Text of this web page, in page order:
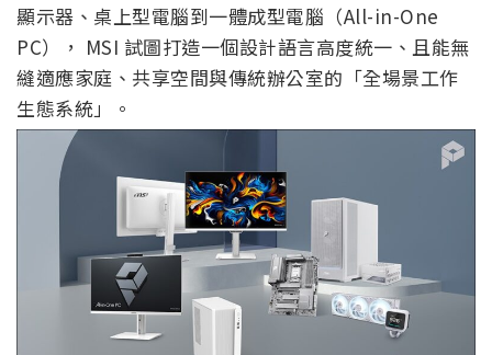
顯示器、桌上型電腦到一體成型電腦（All-in-One
PC）， MSI 試圖打造一個設計語言高度統一、且能無
縫適應家庭、共享空間與傳統辦公室的「全場景工作
生態系統」。